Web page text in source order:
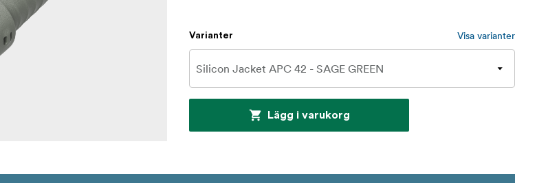
Varianter Visa varianter
Lägg i varukorg